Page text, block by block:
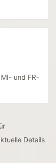
und FR-
Details